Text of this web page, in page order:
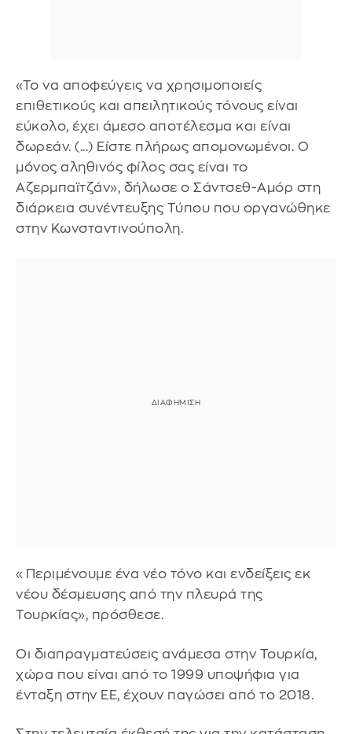
«Το να αποφεύγεις να χρησιμοποιείς
επιθετικούς και απειλητικούς τόνους είναι
εύκολο, έχει άμεσο αποτέλεσμα και είναι
δωρεάν. (...) Είστε πλήρως απομονωμένοι. Ο
μόνος αληθινός φίλος σας είναι το
Αζερμπαϊτζάν», δήλωσε ο Σάντσεθ-Αμόρ στη
διάρκεια συνέντευξης Τύπου που οργανώθηκε
στην Κωνσταντινούπολη.
«Περιμένουμε ένα νέο τόνο και ενδείξεις εκ
νέου δέσμευσης από την πλευρά της
Τουρκίας», πρόσθεσε.
Οι διαπραγματεύσεις ανάμεσα στην Τουρκία,
χώρα που είναι από το 1999 υποψήφια για
ένταξη στην ΕΕ, έχουν παγώσει από το 2018.